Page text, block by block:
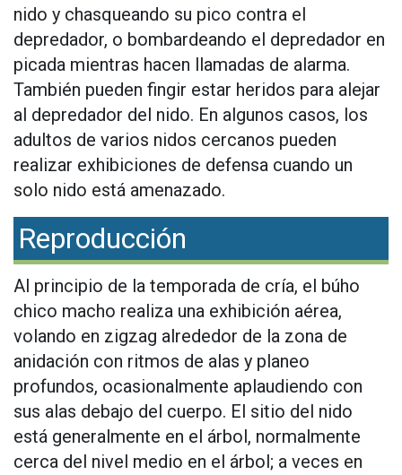
nido y chasqueando su pico contra el
depredador, o bombardeando el depredador en
picada mientras hacen llamadas de alarma.
También pueden fingir estar heridos para alejar
al depredador del nido. En algunos casos, los
adultos de varios nidos cercanos pueden
realizar exhibiciones de defensa cuando un
solo nido está amenazado.
Reproducción
Al principio de la temporada de cría, el búho
chico macho realiza una exhibición aérea,
volando en zigzag alrededor de la zona de
anidación con ritmos de alas y planeo
profundos, ocasionalmente aplaudiendo con
sus alas debajo del cuerpo. El sitio del nido
está generalmente en el árbol, normalmente
cerca del nivel medio en el árbol; a veces en